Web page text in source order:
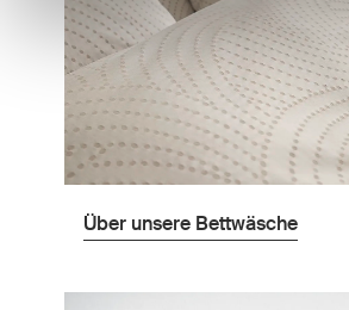
Über unsere Bettwäsche